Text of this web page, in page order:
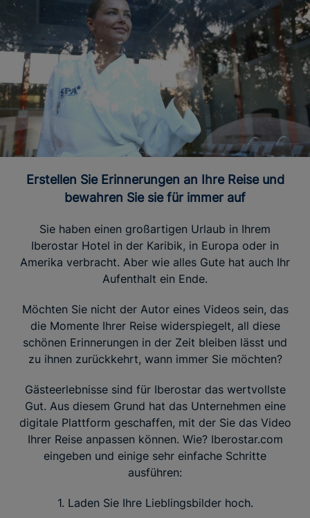
Erstellen Sie Erinnerungen an Ihre Reise und
bewahren Sie sie für immer auf
Sie haben einen großartigen Urlaub in Ihrem
Iberostar Hotel in der Karibik, in Europa oder in
Amerika verbracht. Aber wie alles Gute hat auch Ihr
Aufenthalt ein Ende.
Möchten Sie nicht der Autor eines Videos sein, das
die Momente Ihrer Reise widerspiegelt, all diese
schönen Erinnerungen in der Zeit bleiben lässt und
zu ihnen zurückkehrt, wann immer Sie möchten?
Gästeerlebnisse sind für Iberostar das wertvollste
Gut. Aus diesem Grund hat das Unternehmen eine
digitale Plattform geschaffen, mit der Sie das Video
Ihrer Reise anpassen können. Wie? Iberostar.com
eingeben und einige sehr einfache Schritte
ausführen:
1. Laden Sie Ihre Lieblingsbilder hoch.